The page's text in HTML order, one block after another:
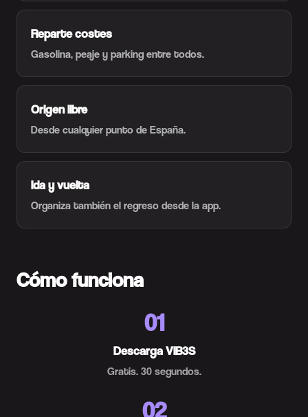
Reparte costes
Gasolina, peaje y parking entre todos.
Origen libre
Desde cualquier punto de España.
Ida y vuelta
Organiza también el regreso desde la app.
Cómo funciona
01
Descarga VIB3S
Gratis. 30 segundos.
02